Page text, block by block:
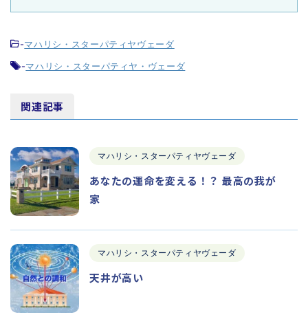
-マハリシ・スターパティヤヴェーダ
-マハリシ・スターパティヤ・ヴェーダ
関連記事
マハリシ・スターパティヤヴェーダ
あなたの運命を変える！？ 最高の我が
家
マハリシ・スターパティヤヴェーダ
天井が高い